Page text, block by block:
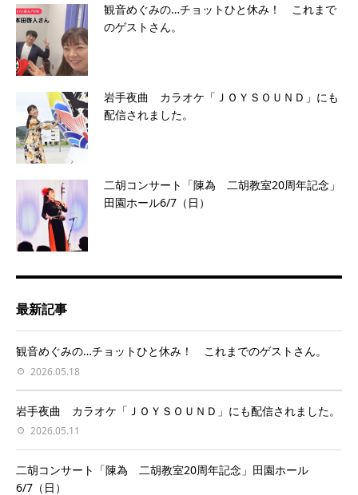
観音めぐみの…チョットひと休み！ これまで
のゲストさん。
岩手夜曲 カラオケ「ＪＯＹＳＯＵＮＤ」にも
配信されました。
二胡コンサート「陳為 二胡教室20周年記念」
田園ホール6/7（日）
最新記事
観音めぐみの…チョットひと休み！ これまでのゲストさん。
2026.05.18
岩手夜曲 カラオケ「ＪＯＹＳＯＵＮＤ」にも配信されました。
2026.05.11
二胡コンサート「陳為 二胡教室20周年記念」田園ホール
6/7（日）